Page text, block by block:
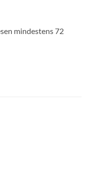
mindestens 72